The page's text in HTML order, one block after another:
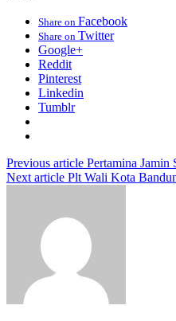
Share on Facebook
Share on Twitter
Google+
Reddit
Pinterest
Linkedin
Tumblr
Previous article Pertamina
Next article Plt Wali Kota